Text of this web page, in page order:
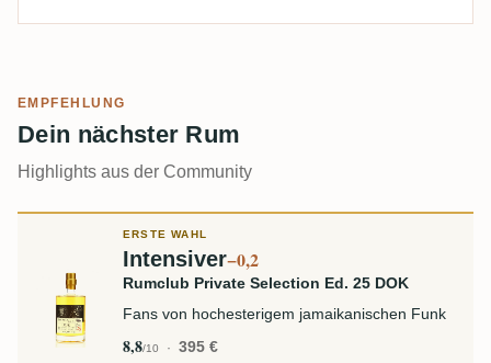
EMPFEHLUNG
Dein nächster Rum
Highlights aus der Community
ERSTE WAHL
Intensiver−0,2
Rumclub Private Selection Ed. 25 DOK
Fans von hochesterigem jamaikanischen Funk
8,8/10
395 €